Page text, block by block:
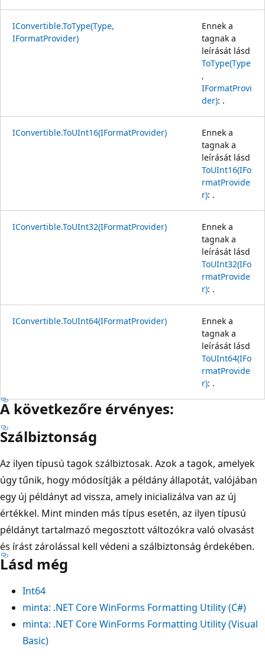
IConvertible.ToType(Type,
IFormatProvider)
Ennek a
tagnak a
leírását lásd
ToType(Type
,
IFormatProvi
der): .
IConvertible.ToUInt16(IFormatProvider)
Ennek a
tagnak a
leírását lásd
ToUInt16(IFo
rmatProvide
r): .
IConvertible.ToUInt32(IFormatProvider)
Ennek a
tagnak a
leírását lásd
ToUInt32(IFo
rmatProvide
r): .
IConvertible.ToUInt64(IFormatProvider)
Ennek a
tagnak a
leírását lásd
ToUInt64(IFo
rmatProvide
r): .
A következőre érvényes:
Szálbiztonság
Az ilyen típusú tagok szálbiztosak. Azok a tagok, amelyek
úgy tűnik, hogy módosítják a példány állapotát, valójában
egy új példányt ad vissza, amely inicializálva van az új
értékkel. Mint minden más típus esetén, az ilyen típusú
példányt tartalmazó megosztott változókra való olvasást
és írást zárolással kell védeni a szálbiztonság érdekében.
Lásd még
Int64
minta: .NET Core WinForms Formatting Utility (C#)
minta: .NET Core WinForms Formatting Utility (Visual
Basic)